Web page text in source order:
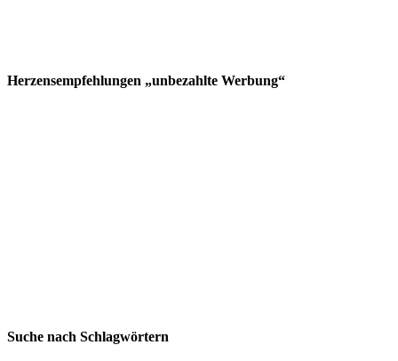
Herzensempfehlungen „unbezahlte Werbung“
Suche nach Schlagwörtern